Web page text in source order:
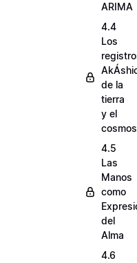
ARIMA
4.4
Los
de la
tierra
y el
cosmos
4.5
Las
Manos
como
del
Alma
4.6